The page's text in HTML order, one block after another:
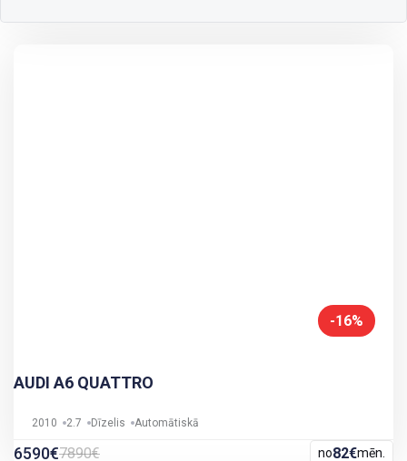
-16%
AUDI A6 QUATTRO
2010 2.7 Dīzelis Automātiskā
6590€7890€ no82€mēn.